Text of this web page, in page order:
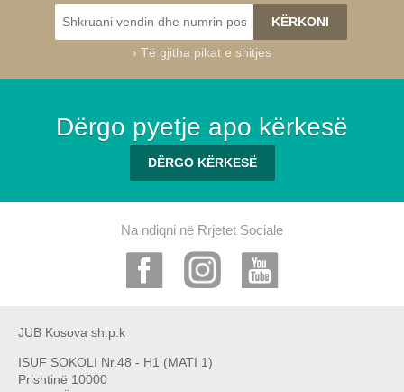
› Të gjitha pikat e shitjes
Dërgo pyetje apo kërkesë
DËRGO KËRKESË
Na ndiqni në Rrjetet Sociale
JUB Kosova sh.p.k
ISUF SOKOLI Nr.48 - H1 (MATI 1)
Prishtinë 10000